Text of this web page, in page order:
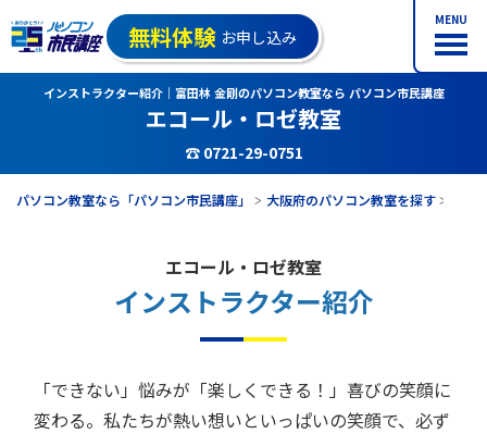
MENU
無料体験 お申し込み
インストラクター紹介｜富田林 金剛のパソコン教室なら パソコン市民講座
エコール・ロゼ教室
☎ 0721-29-0751
パソコン教室なら「パソコン市民講座」 大阪府のパソコン教室を探す
エコール・ロゼ教室
インストラクター紹介
「できない」悩みが「楽しくできる！」喜びの笑顔に
変わる。私たちが熱い想いといっぱいの笑顔で、必ず